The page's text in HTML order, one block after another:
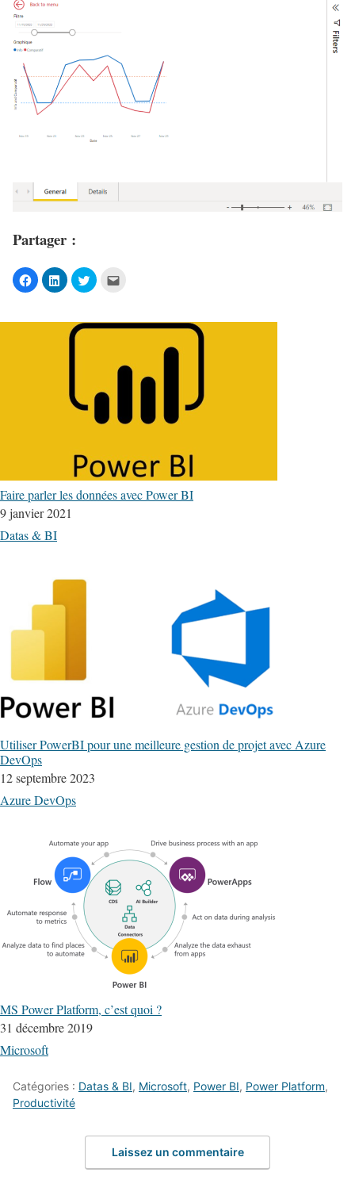
Partager :
Faire parler les données avec Power BI
9 janvier 2021
Datas & BI
Utiliser PowerBI pour une meilleure gestion de projet avec Azure
DevOps
12 septembre 2023
Azure DevOps
MS Power Platform, c’est quoi ?
31 décembre 2019
Microsoft
Catégories : Datas & BI, Microsoft, Power BI, Power Platform,
Productivité
Laissez un commentaire